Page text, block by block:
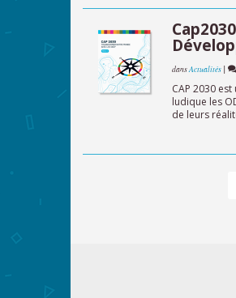
dansActualités |
CAP 2030
ludique les
de leurs